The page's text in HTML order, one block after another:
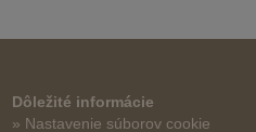
Dôležité informácie
» Nastavenie súborov cookie